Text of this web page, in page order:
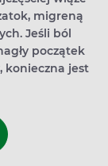
migreną
Jeśli ból
początek
konieczna jest